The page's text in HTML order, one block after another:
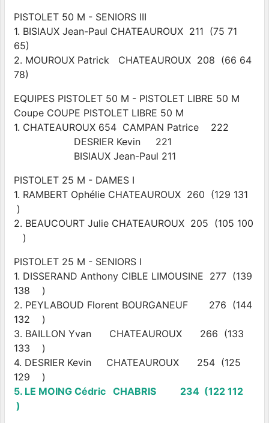
PISTOLET 50 M - SENIORS III
1. BISIAUX Jean-Paul CHATEAUROUX 211 (75 71
65)
2. MOUROUX Patrick CHATEAUROUX 208 (66 64
78)
EQUIPES PISTOLET 50 M - PISTOLET LIBRE 50 M
Coupe COUPE PISTOLET LIBRE 50 M
1. CHATEAUROUX 654 CAMPAN Patrice 222
DESRIER Kevin 221
BISIAUX Jean-Paul 211
PISTOLET 25 M - DAMES I
1. RAMBERT Ophélie CHATEAUROUX 260 (129 131
)
2. BEAUCOURT Julie CHATEAUROUX 205 (105 100
)
PISTOLET 25 M - SENIORS I
1. DISSERAND Anthony CIBLE LIMOUSINE 277 (139
138 )
2. PEYLABOUD Florent BOURGANEUF 276 (144
132 )
3. BAILLON Yvan CHATEAUROUX 266 (133
133 )
4. DESRIER Kevin CHATEAUROUX 254 (125
129 )
5. LE MOING Cédric CHABRIS 234 (122 112
)